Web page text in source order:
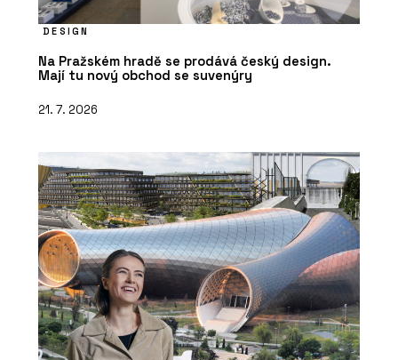
DESIGN
Na Pražském hradě se prodává český design.
Mají tu nový obchod se suvenýry
21. 7. 2026